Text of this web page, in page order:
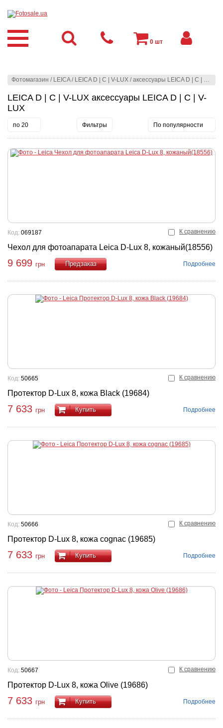
Фотомагазин / LEICA / LEICA D | C | V-LUX /аксессуары LEICA D | C | V-LUX
LEICA D | C | V-LUX аксессуары LEICA D | C | V-
LUX
по 20 Фильтры По популярности
К сравнению
Чехол для фотоапарата Leica D-Lux 8, кожаный(18556)
Код: 069187
9 699 грн
Подробнее
К сравнению
Протектор D-Lux 8, кожа Black (19684)
Код: 50665
7 633 грн Купить Подробнее
К сравнению
Протектор D-Lux 8, кожа cognac (19685)
Код: 50666
7 633 грн Купить Подробнее
К сравнению
Протектор D-Lux 8, кожа Olive (19686)
Код: 50667
7 633 грн Купить Подробнее
0 шт